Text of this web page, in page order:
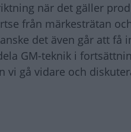
när det gäller
från märkesträtan
det även går att
GM-teknik i
vi gå vidare och